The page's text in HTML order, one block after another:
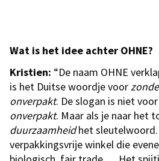
Wat is het idee achter OHNE?
Kristien: “De naam OHNE
is het Duitse woordje voor
onverpakt. De slogan is niet
onverpakt. Maar als je naar het
duurzaamheidhet sleutelwoord.
verpakkingsvrije winkel die